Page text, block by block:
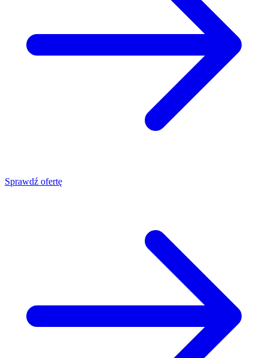
Sprawdź ofertę